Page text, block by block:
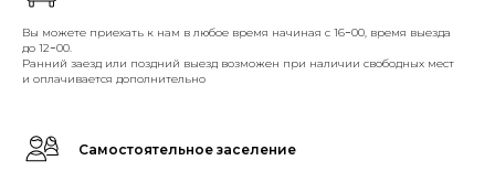
Вы можете приехать к нам в любое время начиная с 16−00, время выезда
до 12−00.
Ранний заезд или поздний выезд возможен при наличии свободных мест
и оплачивается дополнительно
Самостоятельное заселение